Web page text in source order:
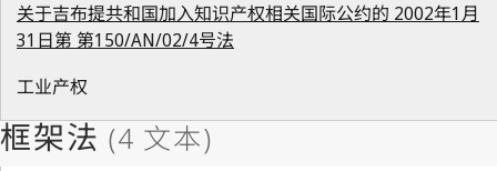
关于吉布提共和国加入知识产权相关国际公约的 2002年1月
31日第 第150/AN/02/4号法
工业产权